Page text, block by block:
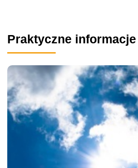
Praktyczne informacje